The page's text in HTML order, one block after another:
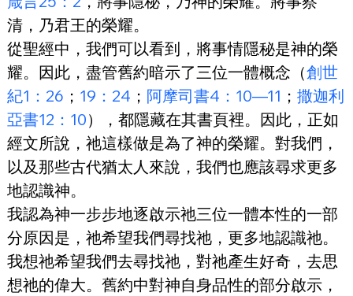
清，乃君王的榮耀。
從聖經中，我們可以看到，將事情隱秘是神的榮
耀。因此，盡管舊約暗示了三位一體概念（創世
紀1：26 ； 19：24 ； 阿摩司書4：10—11 ； 撒迦利
亞書12：10），都隱藏在其書頁裡。因此，正如
經文所說，祂這樣做是為了神的榮耀。對我們，
以及那些古代猶太人來說，我們也應該尋求更多
地認識神。
我認為神一步步地逐啟示祂三位一體本性的一部
分原因是，祂希望我們尋找祂，更多地認識祂。
我想祂希望我們去尋找祂，對祂產生好奇，去思
想祂的偉大。舊約中對神自身品性的部分啟示，